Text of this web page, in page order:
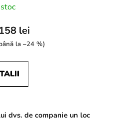
158 lei
la –24 %)
dvs. de companie un loc